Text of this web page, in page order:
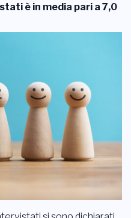
è in media pari a 7,0